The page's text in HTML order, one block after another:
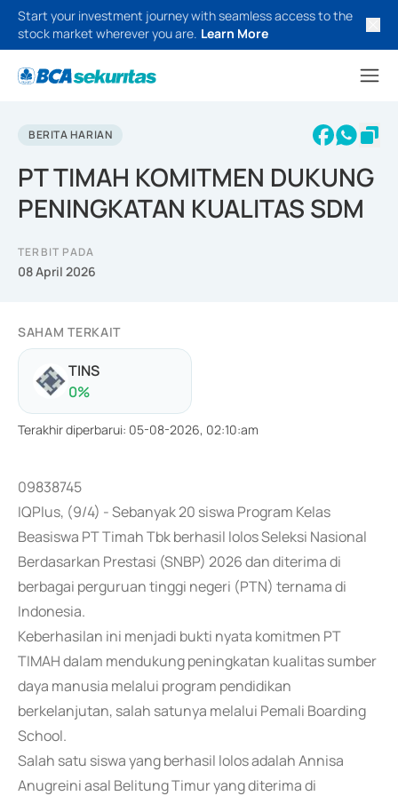
Start your investment journey with seamless access to the
stock market wherever you are. Learn More
BERITA HARIAN
PT TIMAH KOMITMEN DUKUNG
PENINGKATAN KUALITAS SDM
TERBIT PADA
08 April 2026
SAHAM TERKAIT
TINS
0%
Terakhir diperbarui: 05-08-2026, 02:10:am
09838745
IQPlus, (9/4) - Sebanyak 20 siswa Program Kelas
Beasiswa PT Timah Tbk berhasil lolos Seleksi Nasional
Berdasarkan Prestasi (SNBP) 2026 dan diterima di
berbagai perguruan tinggi negeri (PTN) ternama di
Indonesia.
Keberhasilan ini menjadi bukti nyata komitmen PT
TIMAH dalam mendukung peningkatan kualitas sumber
daya manusia melalui program pendidikan
berkelanjutan, salah satunya melalui Pemali Boarding
School.
Salah satu siswa yang berhasil lolos adalah Annisa
Anugreini asal Belitung Timur yang diterima di